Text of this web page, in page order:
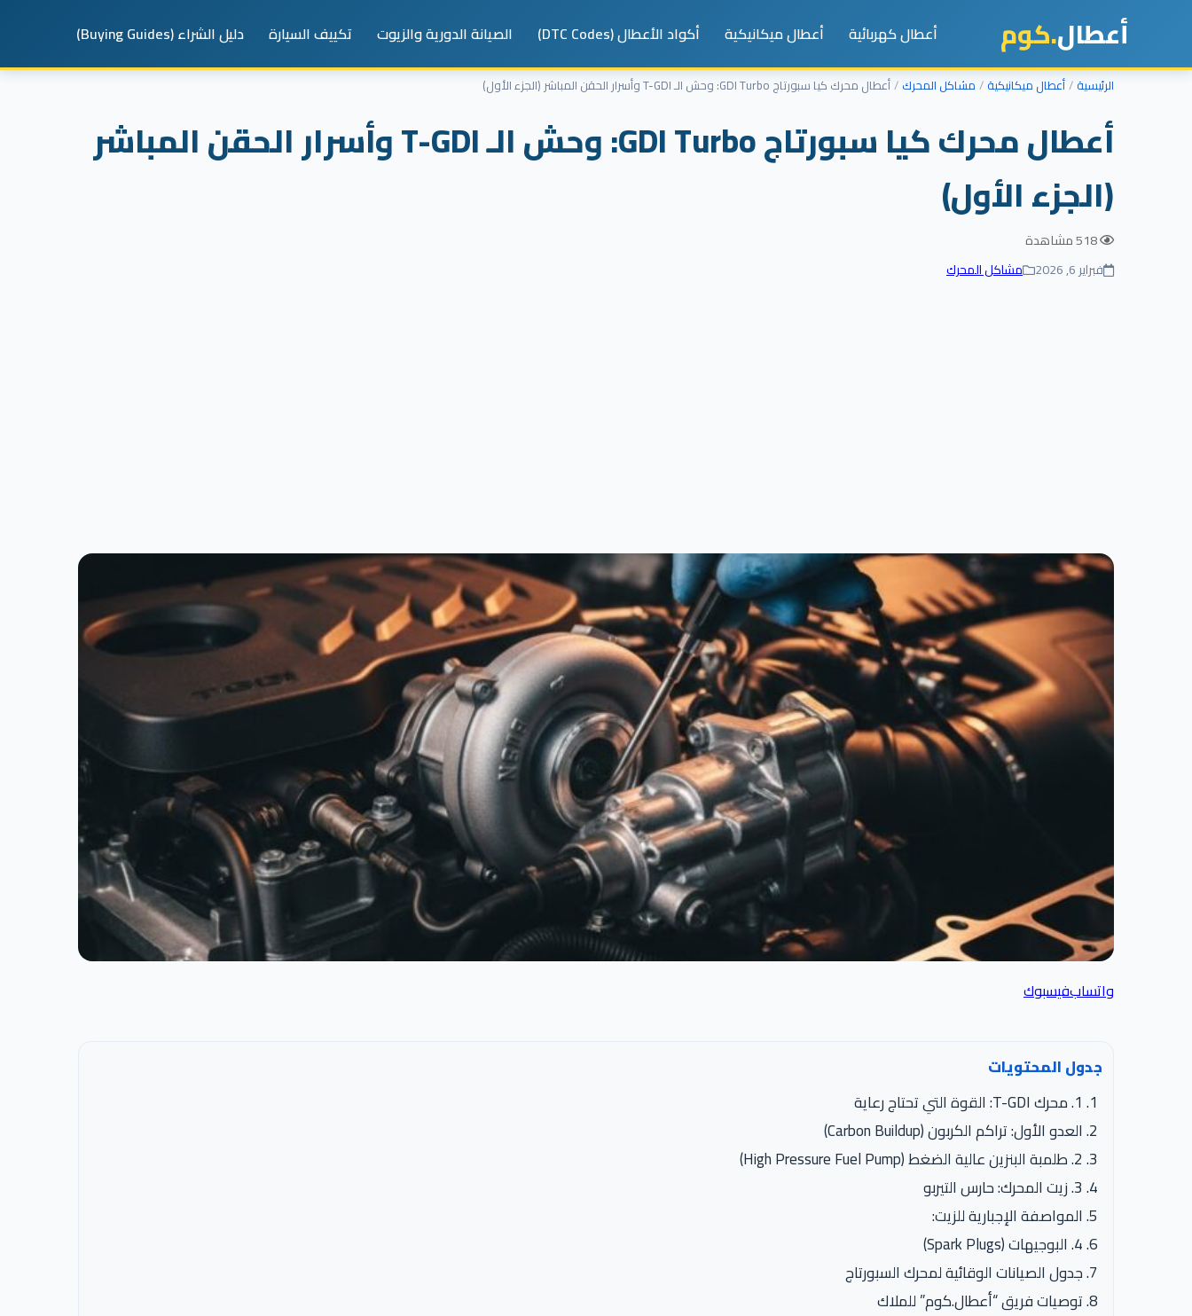
أعطال.كوم أعطال كهربائية أعطال ميكانيكية أكواد الأعطال (DTC Codes) الصيانة الدورية والزيوت تكييف السيارة دليل الشراء (Buying Guides)
الرئيسية أعطال ميكانيكية مشاكل المحرك أعطال محرك كيا سبورتاج GDI Turbo: وحش الـ T-GDI وأسرار الحقن المباشر (الجزء الأول)
أعطال محرك كيا سبورتاج GDI Turbo: وحش الـ T-GDI وأسرار الحقن المباشر
(الجزء الأول)
فبراير 6, 2026 مشاكل المحرك
واتسابفيسبوك
جدول المحتويات
1. محرك T-GDI: القوة التي تحتاج رعاية
العدو الأول: تراكم الكربون (Carbon Buildup)
2. طلمبة البنزين عالية الضغط (High Pressure Fuel Pump)
3. زيت المحرك: حارس التيربو
المواصفة الإجبارية للزيت:
4. البوجيهات (Spark Plugs)
جدول الصيانات الوقائية لمحرك السبورتاج
توصيات فريق “أعطال.كوم” للملاك